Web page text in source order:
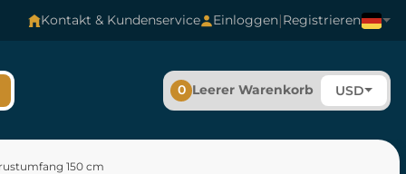
Kontakt & Kundenservice Einloggen|Registrieren
0 Leerer Warenkorb USD
150 cm